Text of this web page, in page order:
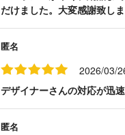
だけました。大変感謝致しま
匿名
2026/03/
デザイナーさんの対応が迅
匿名